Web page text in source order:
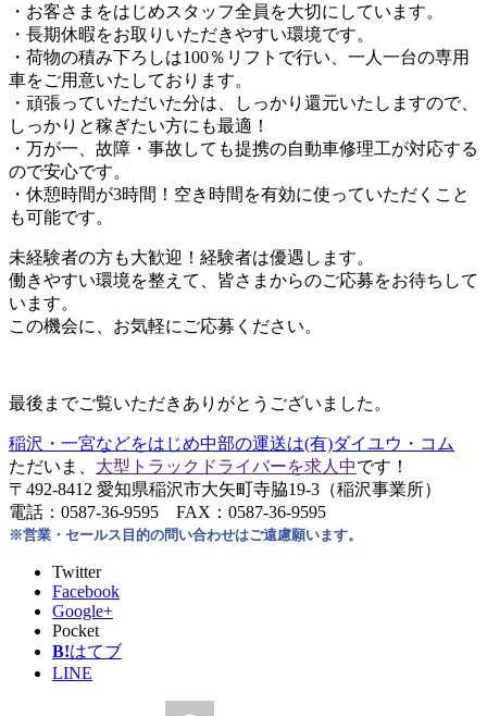
・お客さまをはじめスタッフ全員を大切にしています。
・長期休暇をお取りいただきやすい環境です。
・荷物の積み下ろしは100％リフトで行い、一人一台の専用
車をご用意いたしております。
・頑張っていただいた分は、しっかり還元いたしますので、
しっかりと稼ぎたい方にも最適！
・万が一、故障・事故しても提携の自動車修理工が対応する
ので安心です。
・休憩時間が3時間！空き時間を有効に使っていただくこと
も可能です。
未経験者の方も大歓迎！経験者は優遇します。
働きやすい環境を整えて、皆さまからのご応募をお待ちして
います。
この機会に、お気軽にご応募ください。
最後までご覧いただきありがとうございました。
稲沢・一宮などをはじめ中部の運送は(有)ダイユウ・コム
ただいま、 大型トラックドライバーを求人中です！
〒492-8412 愛知県稲沢市大矢町寺脇19-3（稲沢事業所）
電話：0587-36-9595 FAX：0587-36-9595
※営業・セールス目的の問い合わせはご遠慮願います。
Twitter
Facebook
Google+
Pocket
B!はてブ
LINE